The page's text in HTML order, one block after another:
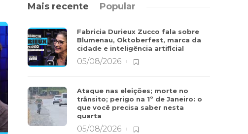
Mais recente Popular
Fabricia Durieux Zucco fala sobre
Blumenau, Oktoberfest, marca da
cidade e inteligência artificial
05/08/2026
Ataque nas eleições; morte no
trânsito; perigo na 1º de Janeiro: o
que você precisa saber nesta
quarta
05/08/2026